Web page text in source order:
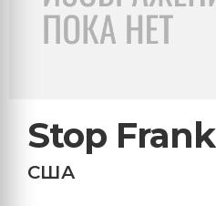
Stop Frank
США